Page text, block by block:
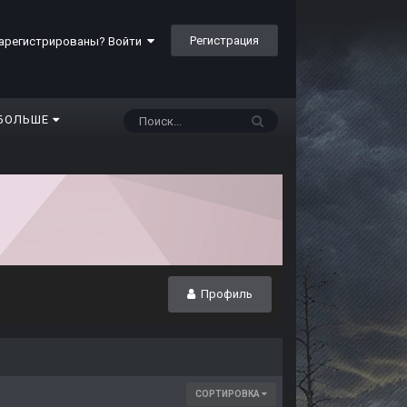
Войти Регистрация
Профиль
СОРТИРОВКА